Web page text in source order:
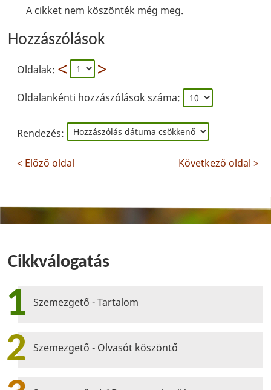
A cikket nem köszönték még meg.
Hozzászólások
Oldalak:
Oldalankénti hozzászólások száma:
Rendezés:
< Előző oldal Következő oldal >
Cikkválogatás
1 Szemezgető - Tartalom
2 Szemezgető - Olvasót köszöntő